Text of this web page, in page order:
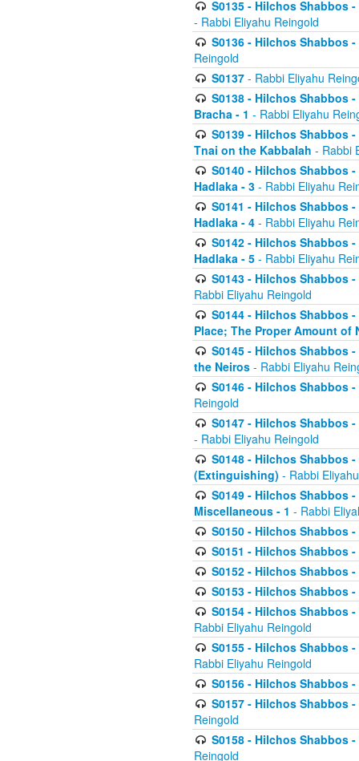
S0135 - Hilchos Shabbos
- Rabbi Eliyahu Reingold
S0136 - Hilchos Shabbos
Reingold
S0137- Rabbi Eliyahu
S0138 - Hilchos Shabbos
Bracha - 1 - Rabbi Eliyahu
S0139 - Hilchos Shabbos
Tnai on the Kabbalah - Rabbi
S0140 - Hilchos Shabbos
Hadlaka - 3 - Rabbi Eliyahu
S0141 - Hilchos Shabbos
Hadlaka - 4 - Rabbi Eliyahu
S0142 - Hilchos Shabbos
Hadlaka - 5 - Rabbi Eliyahu
S0143 - Hilchos Shabbos
Rabbi Eliyahu Reingold
S0144 - Hilchos Shabbos
Place; The Proper Amount of
S0145 - Hilchos Shabbos
the Neiros - Rabbi Eliyahu
S0146 - Hilchos Shabbos
Reingold
S0147 - Hilchos Shabbos
- Rabbi Eliyahu Reingold
S0148 - Hilchos Shabbos
(Extinguishing) - Rabbi
S0149 - Hilchos Shabbos
Miscellaneous - 1 - Rabbi
S0150 - Hilchos Shabbos
S0151 - Hilchos Shabbos
S0152 - Hilchos Shabbos
S0153 - Hilchos Shabbos
S0154 - Hilchos Shabbos
Rabbi Eliyahu Reingold
S0155 - Hilchos Shabbos
Rabbi Eliyahu Reingold
S0156 - Hilchos Shabbos
S0157 - Hilchos Shabbos
Reingold
S0158 - Hilchos Shabbos
Reingold